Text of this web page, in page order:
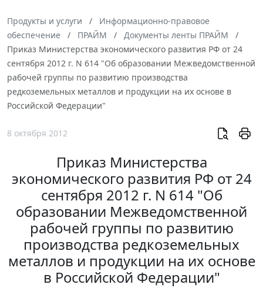
Продукты и услуги
Информационно-правовое
обеспечение
ПРАЙМ
Документы ленты ПРАЙМ
Приказ Министерства экономического развития РФ от 24
сентября 2012 г. N 614 "Об образовании Межведомственной
рабочей группы по развитию производства
редкоземельных металлов и продукции на их основе в
Российской Федерации"
8 октября 2012
Приказ Министерства
экономического развития РФ от 24
сентября 2012 г. N 614 "Об
образовании Межведомственной
рабочей группы по развитию
производства редкоземельных
металлов и продукции на их основе
в Российской Федерации"